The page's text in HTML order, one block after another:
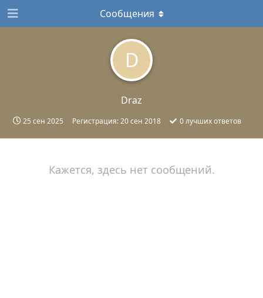
D
Draz
25 сен 2025 Регистрация:20 сен 2018 0лучших ответов
Сообщения
Кажется, здесь нет сообщений.